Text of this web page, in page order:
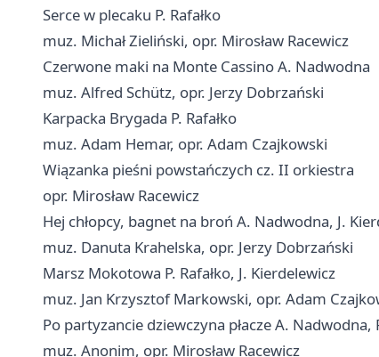
Serce w plecaku P. Rafałko
muz. Michał Zieliński, opr. Mirosław Racewicz
Czerwone maki na Monte Cassino A. Nadwodna
muz. Alfred Schütz, opr. Jerzy Dobrzański
Karpacka Brygada P. Rafałko
muz. Adam Hemar, opr. Adam Czajkowski
Wiązanka pieśni powstańczych cz. II orkiestra
opr. Mirosław Racewicz
Hej chłopcy, bagnet na broń A. Nadwodna, J.
muz. Danuta Krahelska, opr. Jerzy Dobrzański
Marsz Mokotowa P. Rafałko, J. Kierdelewicz
muz. Jan Krzysztof Markowski, opr. Adam
Po partyzancie dziewczyna płacze A. Nadwodna,
muz. Anonim, opr. Mirosław Racewicz